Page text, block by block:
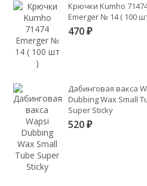
Крючки Kumho
Emerger № 14 ( 100
470 ₽
Дабинговая вакса
Dubbing Wax Small
Super Sticky
520 ₽